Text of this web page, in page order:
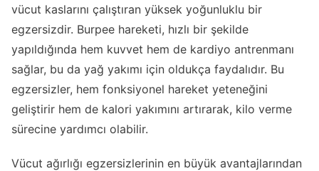
vücut kaslarını çalıştıran yüksek yoğunluklu bir
egzersizdir. Burpee hareketi, hızlı bir şekilde
yapıldığında hem kuvvet hem de kardiyo antrenmanı
sağlar, bu da yağ yakımı için oldukça faydalıdır. Bu
egzersizler, hem fonksiyonel hareket yeteneğini
geliştirir hem de kalori yakımını artırarak, kilo verme
sürecine yardımcı olabilir.
Vücut ağırlığı egzersizlerinin en büyük avantajlarından